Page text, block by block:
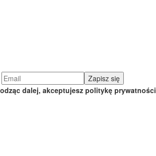
dalej, akceptujesz politykę prywatności